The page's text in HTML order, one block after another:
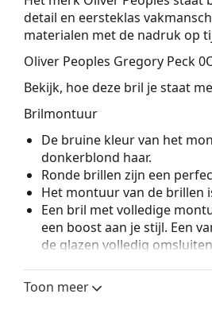
detail en eersteklas
materialen met de nadruk op
Oliver Peoples Gregory Peck
Bekijk, hoe deze bril je staat
Brilmontuur
De bruine kleur van het
donkerblond haar.
Ronde brillen zijn een
Het montuur van de brillen
Een bril met volledige
een boost aan je stijl. Een
de glazen volledig
Accessoires
Toon meer